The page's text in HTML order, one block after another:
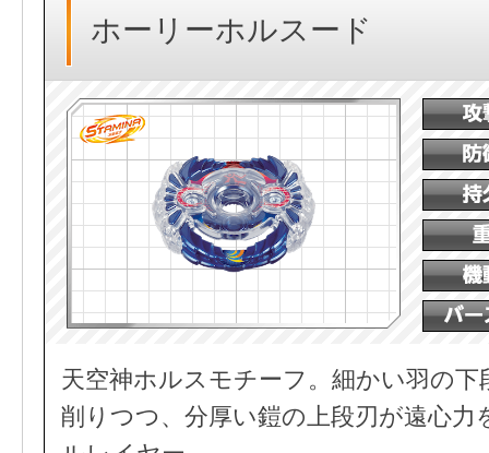
ホーリーホルスード
天空神ホルスモチーフ。細かい羽の
削りつつ、分厚い鎧の上段刃が遠心